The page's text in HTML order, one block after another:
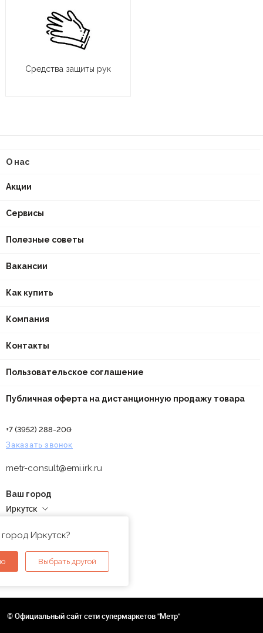
Средства защиты рук
О нас
Акции
Сервисы
Полезные советы
Вакансии
Как купить
Компания
Контакты
Пользовательское соглашение
Публичная оферта на дистанционную продажу товара
+7 (3952) 288-200
Заказать звонок
metr-consult@emi.irk.ru
Ваш город
Иркутск
Иркутск?
Выбрать другой
© Официальный сайт сети супермаркетов "Метр"